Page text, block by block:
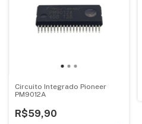
Circuito Integrado Pioneer
PM9012A
R$59,90